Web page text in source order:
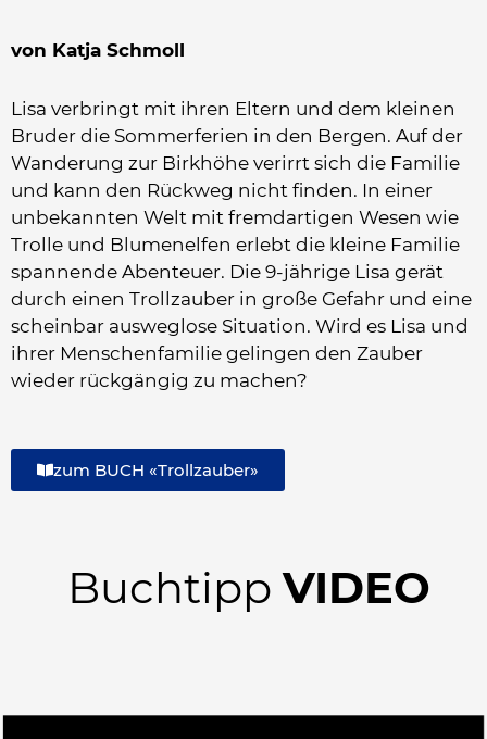
von Katja Schmoll
Lisa verbringt mit ihren Eltern und dem kleinen
Bruder die Sommerferien in den Bergen. Auf der
Wanderung zur Birkhöhe verirrt sich die Familie
und kann den Rückweg nicht finden. In einer
unbekannten Welt mit fremdartigen Wesen wie
Trolle und Blumenelfen erlebt die kleine Familie
spannende Abenteuer. Die 9-jährige Lisa gerät
durch einen Trollzauber in große Gefahr und eine
scheinbar ausweglose Situation. Wird es Lisa und
ihrer Menschenfamilie gelingen den Zauber
wieder rückgängig zu machen?
zum BUCH «Trollzauber»
BuchtippVIDEO